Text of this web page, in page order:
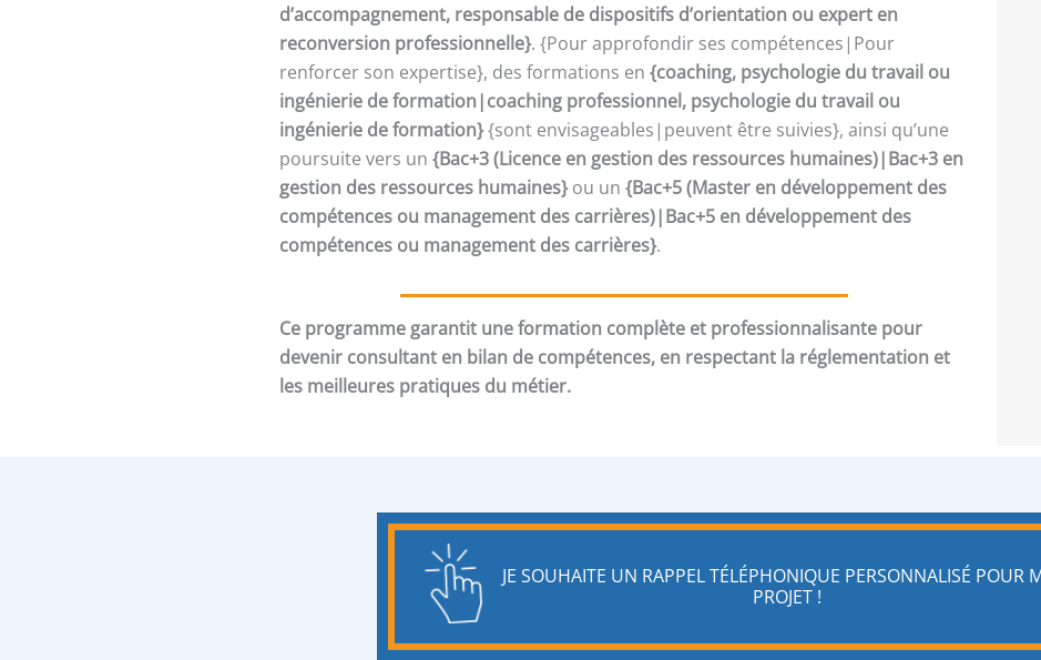
d’accompagnement, responsable de dispositifs d’orientation ou expert en
reconversion professionnelle}. {Pour approfondir ses compétences|Pour
renforcer son expertise}, des formations en{coaching, psychologie du travail ou
ingénierie de formation|coaching professionnel, psychologie du travail ou
ingénierie de formation}{sont envisageables|peuvent être suivies}, ainsi qu’une
poursuite vers un{Bac+3 (Licence en gestion des ressources humaines)|Bac+3 en
gestion des ressources humaines}ou un{Bac+5 (Master en développement des
compétences ou management des carrières)|Bac+5 en développement des
compétences ou management des carrières}.
Ce programme garantit une formation complète et professionnalisante pour
devenir consultant en bilan de compétences, en respectant la réglementation et
les meilleures pratiques du métier.
JE SOUHAITE UN RAPPEL TÉLÉPHONIQUE PERSONNALISÉ POUR
PROJET !